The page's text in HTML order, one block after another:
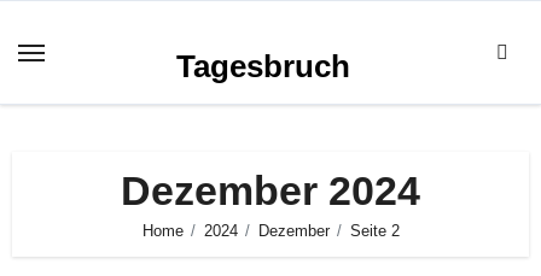
Inhalt
Tagesbruch
Dezember 2024
Home 2024 Dezember Seite 2